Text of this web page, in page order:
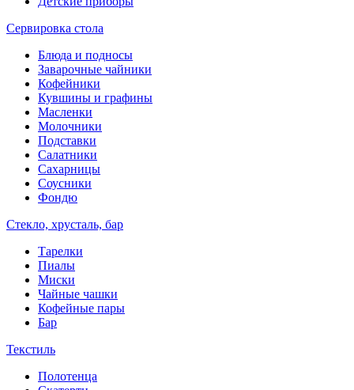
Сервировка стола
Блюда и подносы
Заварочные чайники
Кофейники
Кувшины и графины
Масленки
Молочники
Подставки
Салатники
Сахарницы
Соусники
Фондю
Стекло, хрусталь, бар
Тарелки
Пиалы
Миски
Чайные чашки
Кофейные пары
Бар
Текстиль
Полотенца